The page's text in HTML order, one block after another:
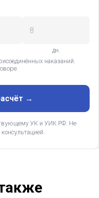
дн.
наказаний.
→
УК и УИК РФ. Не